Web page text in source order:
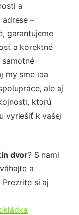
a
–
garantujeme
a korektné
my sme iba
ale aj
ktorú
vyriešiť k vašej
dvor? S nami
a
si aj